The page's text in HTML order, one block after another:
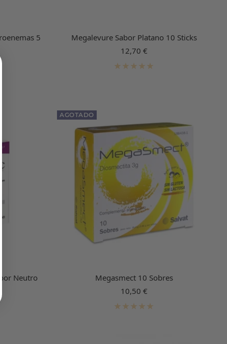
5
Megalevure Sabor Platano 10 Sticks
Precio
de
12,70 €
Neutro
AGOTADO
Megasmect 10 Sobres
Precio
de
10,50 €